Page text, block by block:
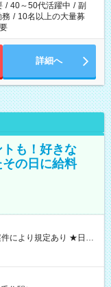
/ 40～50代活躍中 / 副
務 / 10名以上の大量募
詳細へ
も！好きな
の日に給料
金GET♪ お仕事後はコ
期間】試